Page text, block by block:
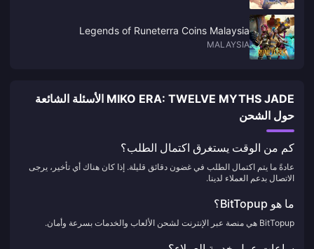
Legends of Runeterra Coins Malaysia
MALAYSIA
MIKO ERA: TWELVE MYTHS JADE الأسئلة الشائعة
حول الشحن
كم من الوقت يستغرق اكتمال الطلب؟
عادةً ما يتم اكتمال الطلب في غضون دقائق قليلة. إذا كان هناك أي تأخير، يرجى
الاتصال بدعم العملاء لدينا.
ما هو BitTopup؟
BitTopup هي منصة عبر الإنترنت لشحن الألعاب والخدمات بسرعة وأمان.